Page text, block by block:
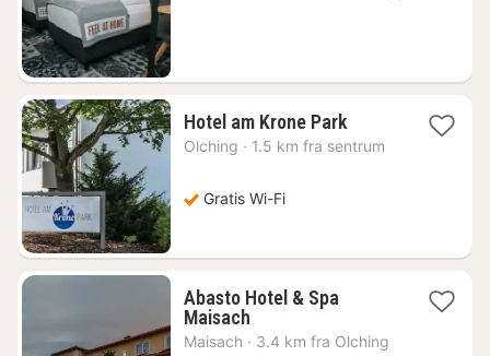
Hotel am Krone Park1
natt
Olching · 1.5 km fra sentrum
Gratis Wi-Fi
Abasto Hotel & Spa
Maisach1
natt
Maisach · 3.4 km fra Olching